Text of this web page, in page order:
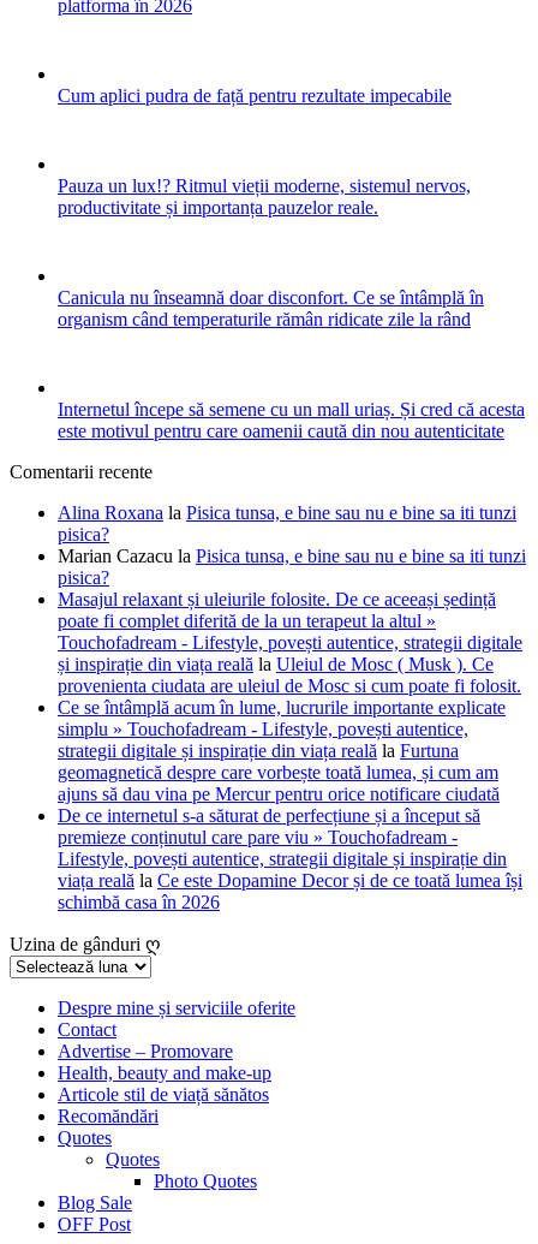
platforma în 2026
Cum aplici pudra de față pentru rezultate impecabile
Pauza un lux!? Ritmul vieții moderne, sistemul nervos,
productivitate și importanța pauzelor reale.
Canicula nu înseamnă doar disconfort. Ce se întâmplă în
organism când temperaturile rămân ridicate zile la rând
Internetul începe să semene cu un mall uriaș. Și cred că acesta
este motivul pentru care oamenii caută din nou autenticitate
Comentarii recente
Alina Roxana la Pisica tunsa, e bine sau nu e bine sa iti tunzi
pisica?
Marian Cazacu la Pisica tunsa, e bine sau nu e bine sa iti tunzi
pisica?
Masajul relaxant și uleiurile folosite. De ce aceeași ședință
poate fi complet diferită de la un terapeut la altul »
Touchofadream - Lifestyle, povești autentice, strategii digitale
și inspirație din viața reală la Uleiul de Mosc ( Musk ). Ce
provenienta ciudata are uleiul de Mosc si cum poate fi folosit.
Ce se întâmplă acum în lume, lucrurile importante explicate
simplu » Touchofadream - Lifestyle, povești autentice,
strategii digitale și inspirație din viața reală la Furtuna
geomagnetică despre care vorbește toată lumea, și cum am
ajuns să dau vina pe Mercur pentru orice notificare ciudată
De ce internetul s-a săturat de perfecțiune și a început să
premieze conținutul care pare viu » Touchofadream -
Lifestyle, povești autentice, strategii digitale și inspirație din
viața reală la Ce este Dopamine Decor și de ce toată lumea își
schimbă casa în 2026
Uzina de gânduri ღ
Uzina
gânduriDespre mine și serviciile oferite
Contact
Advertise – Promovare
Health, beauty and make-up
Articole stil de viață sănătos
Recomăndări
Quotes
Quotes
Photo Quotes
Blog Sale
OFF Post